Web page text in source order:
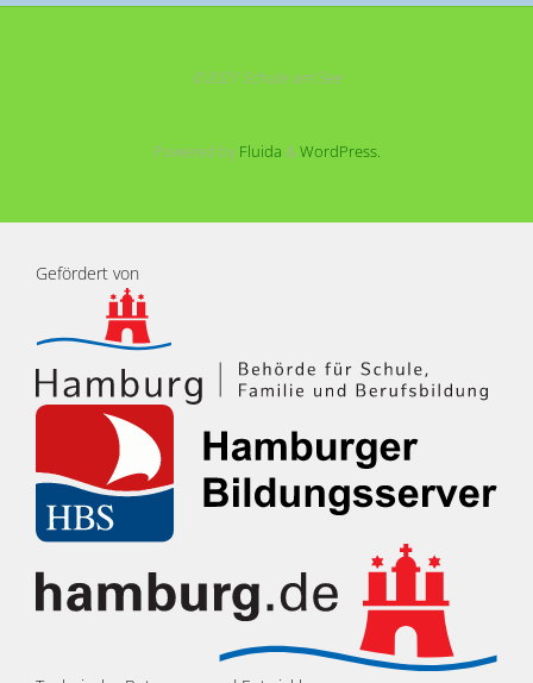
©2021 Schule am See
Powered byFluida &WordPress.
Gefördert von